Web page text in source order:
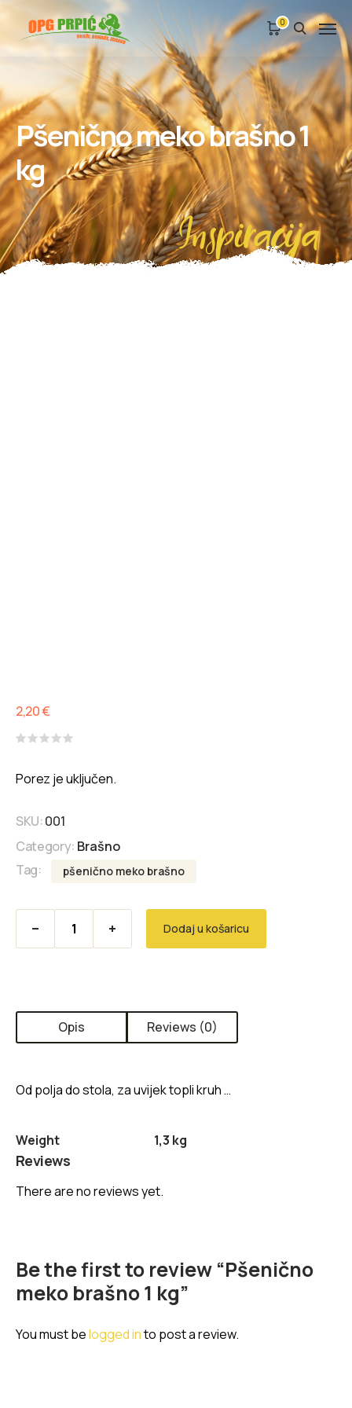
0
Pšenično meko brašno 1
kg
Inspiracija
2,20€
out
Porez je uključen.
SKU:001
Category: Brašno
Tag:
pšenično meko brašno
Pšenično meko brašno 1 kg quantity
Dodaj u košaricu
Opis Reviews (0)
Od polja do stola, za uvijek topli kruh …
Weight 1,3 kg
Reviews
There are no reviews yet.
Be the first to review “Pšenično
meko brašno 1 kg”
You must belogged into post a review.